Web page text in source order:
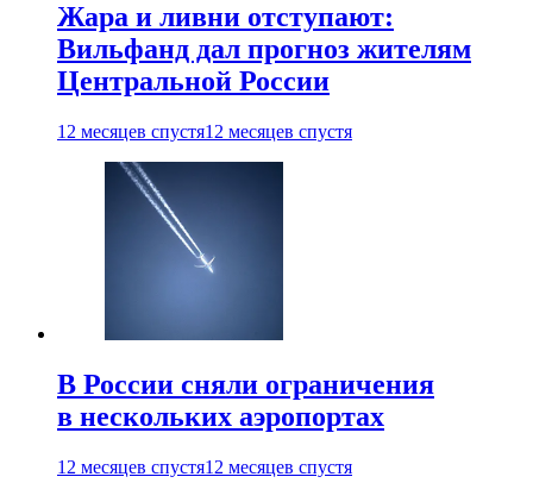
Жара и ливни отступают:
Вильфанд дал прогноз жителям
Центральной России
12 месяцев спустя12 месяцев спустя
В России сняли ограничения
в нескольких аэропортах
12 месяцев спустя12 месяцев спустя